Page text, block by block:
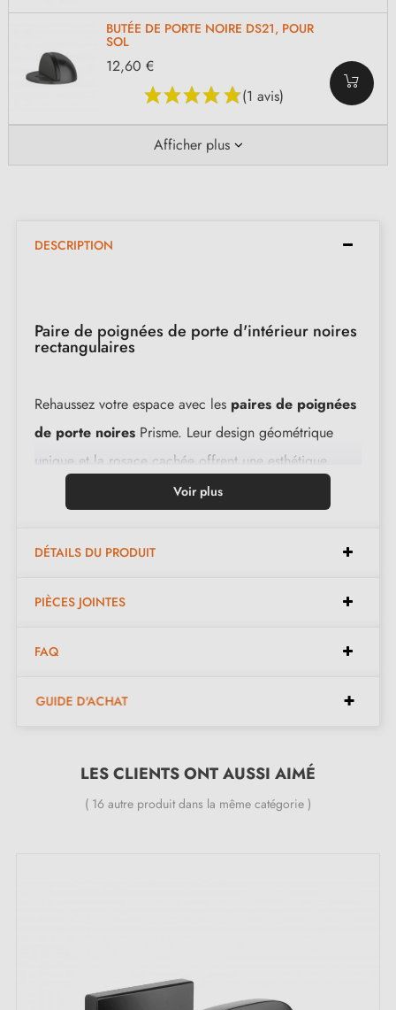
BUTÉE DE PORTE NOIRE DS21, POUR
SOL
(1 avis)
12,60 €
Afficher plus
DESCRIPTION
Paire de poignées de porte d'intérieur noires
rectangulaires
Rehaussez votre espace avec les paires de poignées
de porte noires Prisme. Leur design géométrique
unique et la rosace cachée offrent une esthétique
moderne et raffinée. Ces poignées en zamak
Parfaites pour les intérieurs contemporains, elles
portes.
Caractéristiques :
et durabilité)
Poignée de porte lourde et pleine
Voir plus
DÉTAILS DU PRODUIT
PIÈCES JOINTES
FAQ
GUIDE D'ACHAT
LES CLIENTS ONT AUSSI AIMÉ
( 16 autre produit dans la même catégorie )